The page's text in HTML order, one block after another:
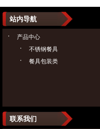
站内导航
产品中心
不锈钢餐具
餐具包装类
联系我们